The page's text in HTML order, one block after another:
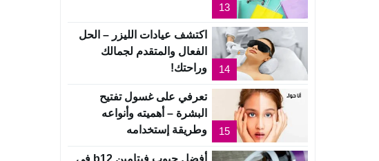
13
14
اكتشف عيادات الليزر – الحل
الفعال والمتقدم لجمالك
وراحتك!
15
تعرفي على غسول تفتيح
البشرة – أهميته وأنواعه
وطريقة إستخدامه
أفضل حبوب فيتامين b12 في